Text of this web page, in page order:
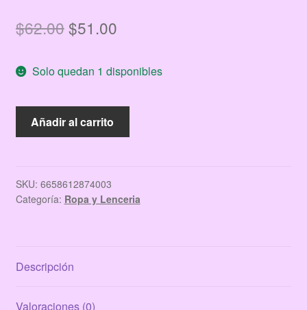
$62.00El
original
era:
$62.00.
$51.00El
actual
es:
Solo quedan 1 disponibles
BRALETTE
DOBLE
cantidad
Añadir al carrito
SKU: 6658612874003
Categoría: Ropa y Lenceria
Descripción
Valoraciones (0)